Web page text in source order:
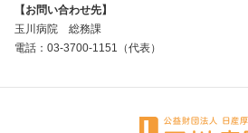
【お問い合わせ先】
玉川病院 総務課
電話：03-3700-1151（代表）